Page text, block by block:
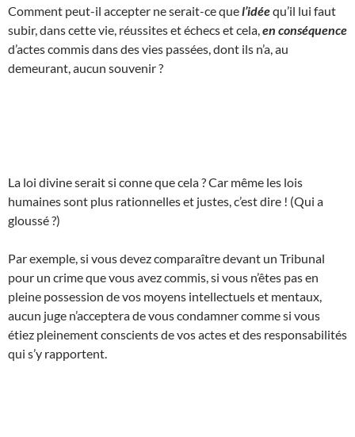
Comment peut-il accepter ne serait-ce quel’idéequ’il lui faut
subir, dans cette vie, réussites et échecs et cela, en conséquence
d’actes commis dans des vies passées, dont ils n’a, au
demeurant, aucun souvenir ?
La loi divine serait si conne que cela ? Car même les lois
humaines sont plus rationnelles et justes, c’est dire ! (Qui a
gloussé ?)
Par exemple, si vous devez comparaître devant un Tribunal
pour un crime que vous avez commis, si vous n’êtes pas en
pleine possession de vos moyens intellectuels et mentaux,
aucun juge n’acceptera de vous condamner comme si vous
étiez pleinement conscients de vos actes et des responsabilités
qui s’y rapportent.